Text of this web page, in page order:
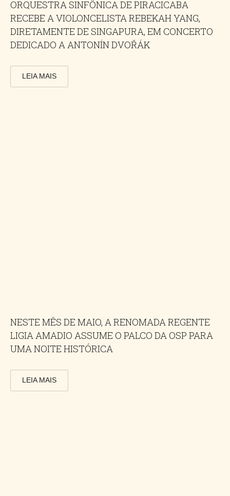
ORQUESTRA SINFÔNICA DE PIRACICABA
RECEBE A VIOLONCELISTA REBEKAH YANG,
DIRETAMENTE DE SINGAPURA, EM CONCERTO
DEDICADO A ANTONÍN DVOŘÁK
LEIA MAIS
NESTE MÊS DE MAIO, A RENOMADA REGENTE
LIGIA AMADIO ASSUME O PALCO DA OSP PARA
UMA NOITE HISTÓRICA
LEIA MAIS